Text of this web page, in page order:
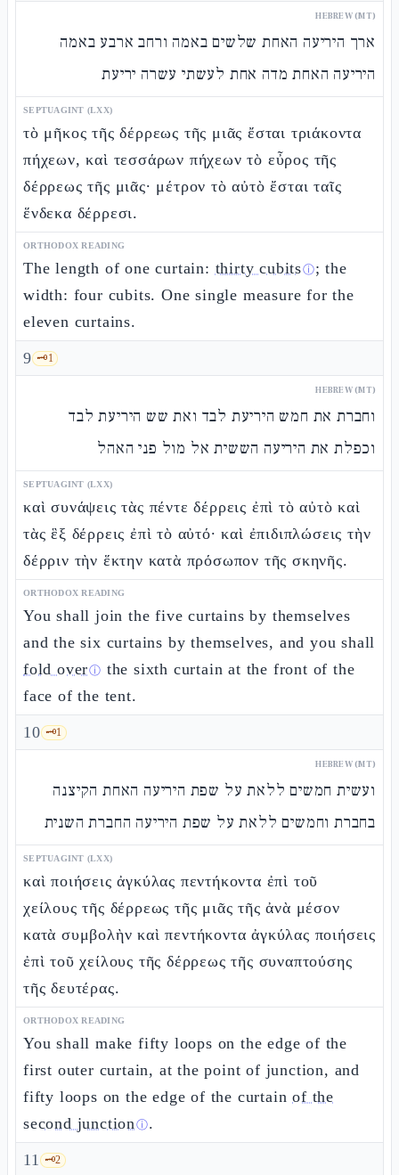
HEBREW (MT)
ארך היריעה האחת שלשים באמה ורחב ארבע באמה
היריעה האחת מדה אחת לעשתי עשרה יריעת
SEPTUAGINT (LXX)
τὸ μῆκος τῆς δέρρεως τῆς μιᾶς ἔσται τριάκοντα
πήχεων, καὶ τεσσάρων πήχεων τὸ εὖρος τῆς
δέρρεως τῆς μιᾶς· μέτρον τὸ αὐτὸ ἔσται ταῖς
ἕνδεκα δέρρεσι.
ORTHODOX READING
The length of one curtain: thirty cubitsⓘ; the
width: four cubits. One single measure for the
eleven curtains.
9 🗝️1
HEBREW (MT)
וחברת את חמש היריעת לבד ואת שש היריעת לבד
וכפלת את היריעה הששית אל מול פני האהל
SEPTUAGINT (LXX)
καὶ συνάψεις τὰς πέντε δέρρεις ἐπὶ τὸ αὐτὸ καὶ
τὰς ἓξ δέρρεις ἐπὶ τὸ αὐτό· καὶ ἐπιδιπλώσεις τὴν
δέρριν τὴν ἕκτην κατὰ πρόσωπον τῆς σκηνῆς.
ORTHODOX READING
You shall join the five curtains by themselves
and the six curtains by themselves, and you shall
fold overⓘ the sixth curtain at the front of the
face of the tent.
10 🗝️1
HEBREW (MT)
ועשית חמשים ללאת על שפת היריעה האחת הקיצנה
בחברת וחמשים ללאת על שפת היריעה החברת השנית
SEPTUAGINT (LXX)
καὶ ποιήσεις ἀγκύλας πεντήκοντα ἐπὶ τοῦ
χείλους τῆς δέρρεως τῆς μιᾶς τῆς ἀνὰ μέσον
κατὰ συμβολὴν καὶ πεντήκοντα ἀγκύλας ποιήσεις
ἐπὶ τοῦ χείλους τῆς δέρρεως τῆς συναπτούσης
τῆς δευτέρας.
ORTHODOX READING
You shall make fifty loops on the edge of the
first outer curtain, at the point of junction, and
fifty loops on the edge of the curtainof the
second junctionⓘ.
11 🗝️2